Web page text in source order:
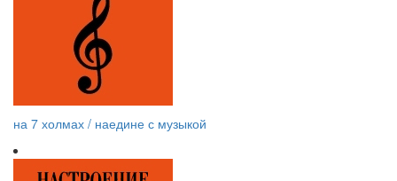
на 7 холмах / наедине с музыкой